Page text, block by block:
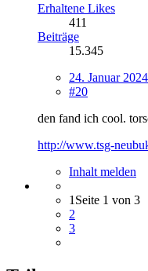
Erhaltene Likes
411
Beiträge
15.345
24. Januar 2024
#20
den fand ich cool.
http://www.tsg-
Inhalt melden
1 Seite 1 von 3
2
3